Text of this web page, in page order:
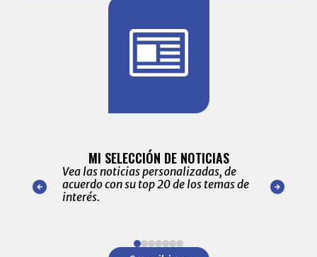
nuestro
para
MI SELECCIÓN DE NOTICIAS
Vea las noticias personalizadas, de
acuerdo con su top 20 de los temas de
interés.
de las